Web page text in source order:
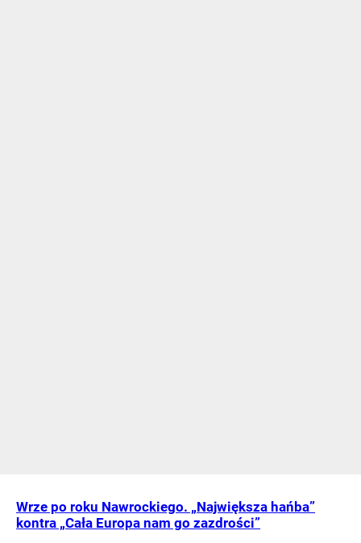
Wrze po roku Nawrockiego. „Największa hańba”
kontra „Cała Europa nam go zazdrości”